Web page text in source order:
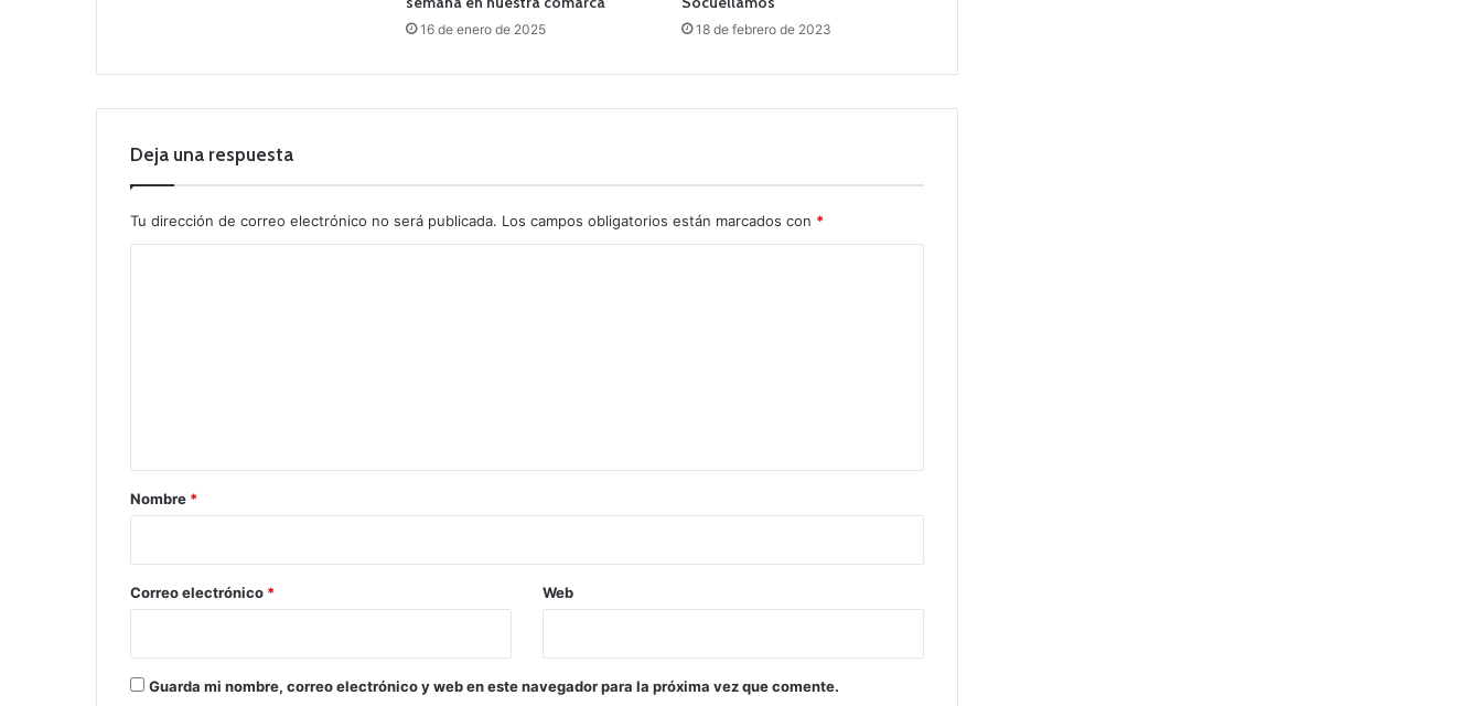
16 de enero de 2025 18 de febrero de 2023
Deja una respuesta
Tu dirección de correo electrónico no será publicada. Los campos obligatorios están marcados con *
r
*
Nombre *
Correo electrónico * Web
Guarda mi nombre, correo electrónico y web en este navegador para la próxima vez que comente.